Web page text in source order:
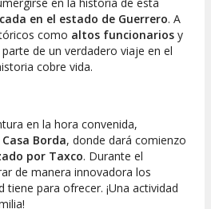
en el estado de Guerrero. A
como altos funcionarios y
de un verdadero viaje en el
cobre vida.
en la hora convenida,
Casa Borda, donde dará comienzo
por Taxco. Durante el
de manera innovadora los
tiene para ofrecer. ¡Una actividad